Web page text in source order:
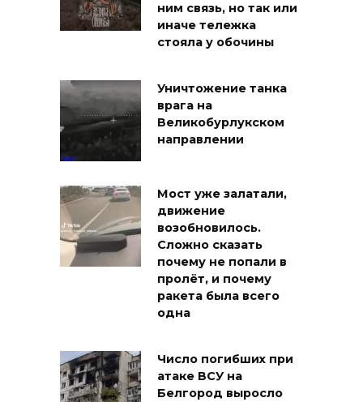
ним связь, но так или
иначе тележка
стояла у обочины
Уничтожение танка
врага на
Великобурлукском
направлении
Мост уже залатали,
движение
возобновилось.
Сложно сказать
почему не попали в
пролёт, и почему
ракета была всего
одна
Число погибших при
атаке ВСУ на
Белгород выросло